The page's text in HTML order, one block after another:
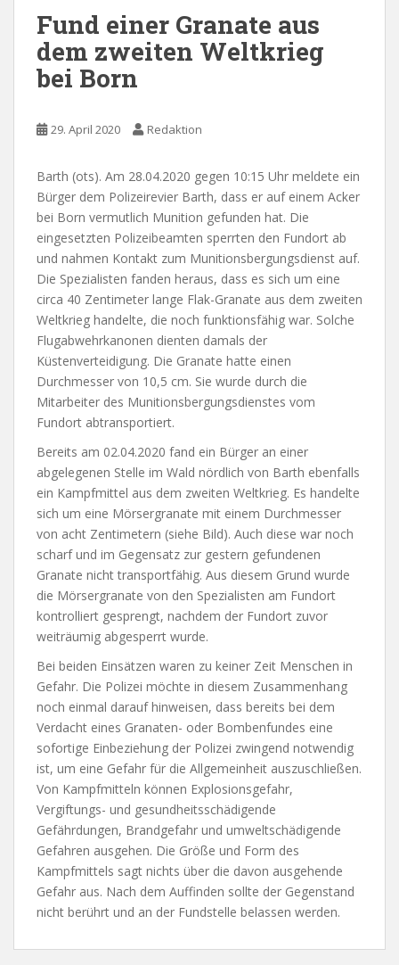
Fund einer Granate aus
dem zweiten Weltkrieg
bei Born
29. April 2020 Redaktion
Barth (ots). Am 28.04.2020 gegen 10:15 Uhr meldete ein
Bürger dem Polizeirevier Barth, dass er auf einem Acker
bei Born vermutlich Munition gefunden hat. Die
eingesetzten Polizeibeamten sperrten den Fundort ab
und nahmen Kontakt zum Munitionsbergungsdienst auf.
Die Spezialisten fanden heraus, dass es sich um eine
circa 40 Zentimeter lange Flak-Granate aus dem zweiten
Weltkrieg handelte, die noch funktionsfähig war. Solche
Flugabwehrkanonen dienten damals der
Küstenverteidigung. Die Granate hatte einen
Durchmesser von 10,5 cm. Sie wurde durch die
Mitarbeiter des Munitionsbergungsdienstes vom
Fundort abtransportiert.
Bereits am 02.04.2020 fand ein Bürger an einer
abgelegenen Stelle im Wald nördlich von Barth ebenfalls
ein Kampfmittel aus dem zweiten Weltkrieg. Es handelte
sich um eine Mörsergranate mit einem Durchmesser
von acht Zentimetern (siehe Bild). Auch diese war noch
scharf und im Gegensatz zur gestern gefundenen
Granate nicht transportfähig. Aus diesem Grund wurde
die Mörsergranate von den Spezialisten am Fundort
kontrolliert gesprengt, nachdem der Fundort zuvor
weiträumig abgesperrt wurde.
Bei beiden Einsätzen waren zu keiner Zeit Menschen in
Gefahr. Die Polizei möchte in diesem Zusammenhang
noch einmal darauf hinweisen, dass bereits bei dem
Verdacht eines Granaten- oder Bombenfundes eine
sofortige Einbeziehung der Polizei zwingend notwendig
ist, um eine Gefahr für die Allgemeinheit auszuschließen.
Von Kampfmitteln können Explosionsgefahr,
Vergiftungs- und gesundheitsschädigende
Gefährdungen, Brandgefahr und umweltschädigende
Gefahren ausgehen. Die Größe und Form des
Kampfmittels sagt nichts über die davon ausgehende
Gefahr aus. Nach dem Auffinden sollte der Gegenstand
nicht berührt und an der Fundstelle belassen werden.